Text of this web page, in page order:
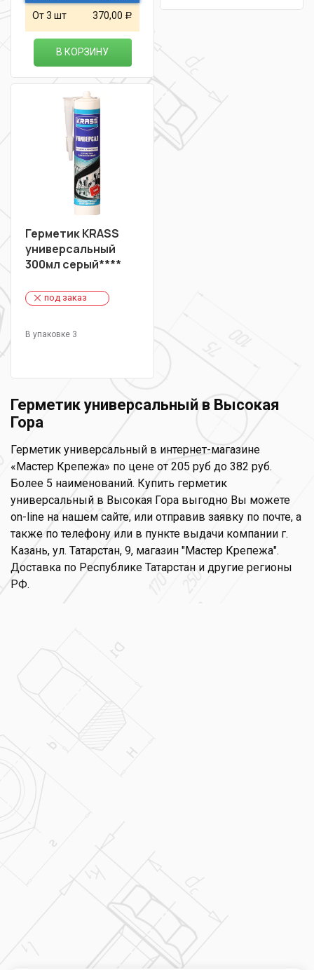
От 3 шт 370,00 Р
В КОРЗИНУ
Герметик KRASS
универсальный
300мл серый****
под заказ
В упаковке 3
Герметик универсальный в Высокая
Гора
Герметик универсальный в интернет-магазине
«Мастер Крепежа» по цене от 205 руб до 382 руб.
Более 5 наименований. Купить герметик
универсальный в Высокая Гора выгодно Вы можете
on-line на нашем сайте, или отправив заявку по почте, а
также по телефону или в пункте выдачи компании г.
Казань, ул. Татарстан, 9, магазин "Мастер Крепежа".
Доставка по Республике Татарстан и другие регионы
РФ.